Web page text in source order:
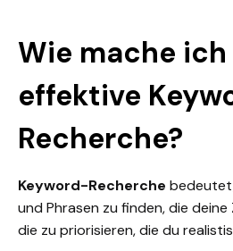
Wie mache
effektive
Recherche?
Keyword-Recherche
und Phrasen zu finden, die
die zu priorisieren, die du